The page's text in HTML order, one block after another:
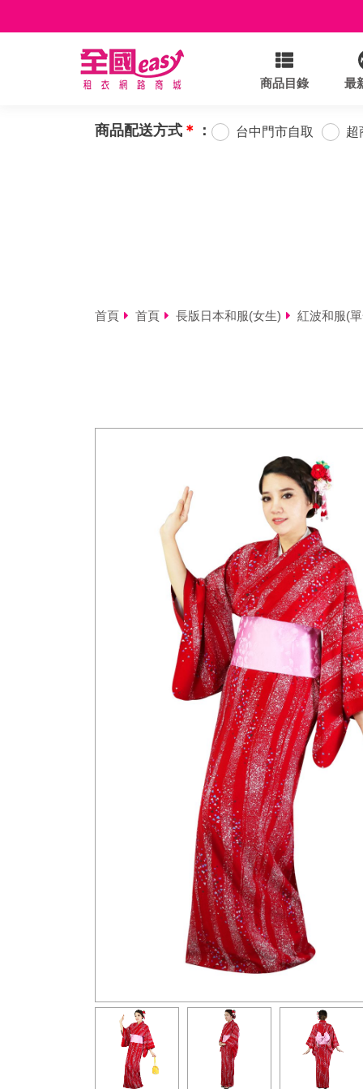
商品目錄 最
商品配送方式 ＊ ： 台中門市自取 超
首頁 首頁 長版日本和服(女生) 紅波和服(